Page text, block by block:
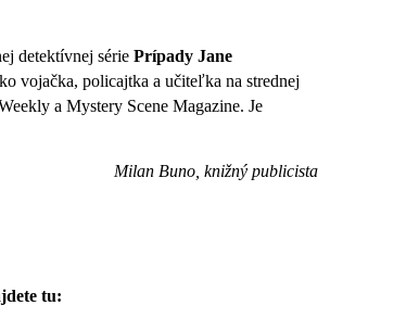
detektívnej sériePrípady Jane
vojačka, policajtka a učiteľka na strednej
a Mystery Scene Magazine. Je
Milan Buno, knižný publicista
tu: